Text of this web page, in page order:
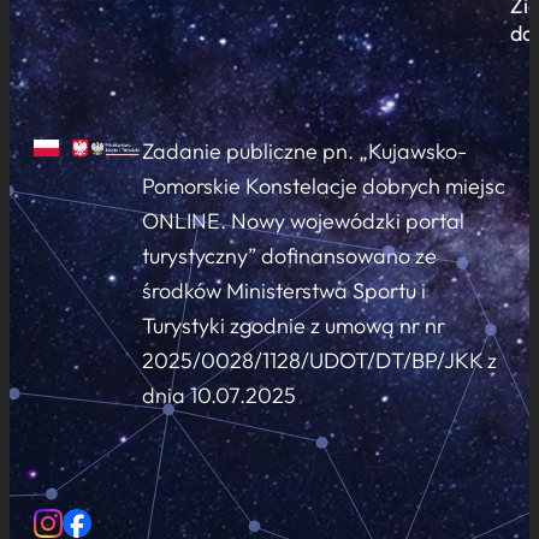
Zadanie publiczne pn. „Kujawsko-
Pomorskie Konstelacje dobrych miejsc
ONLINE. Nowy wojewódzki portal
turystyczny” dofinansowano ze
środków Ministerstwa Sportu i
Turystyki zgodnie z umową nr nr
2025/0028/1128/UDOT/DT/BP/JKK z
dnia 10.07.2025